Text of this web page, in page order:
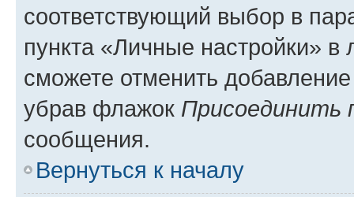
соответствующий выбор в
пункта «Личные настройки»
сможете отменить
убрав флажок Присоединить
сообщения.
Вернуться к началу